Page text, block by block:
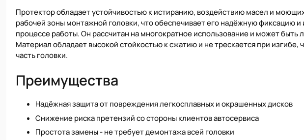
Протектор обладает устойчивостью к истиранию, воздействию масел и
рабочей зоны монтажной головки, что обеспечивает его надёжную фиксацию
процессе работы. Он рассчитан на многократное использование и может быть
Материал обладает высокой стойкостью к сжатию и не трескается при изгибе,
часть головки.
Преимущества
Надёжная защита от повреждения легкосплавных и окрашенных дисков
Снижение риска претензий со стороны клиентов автосервиса
Простота замены - не требует демонтажа всей головки